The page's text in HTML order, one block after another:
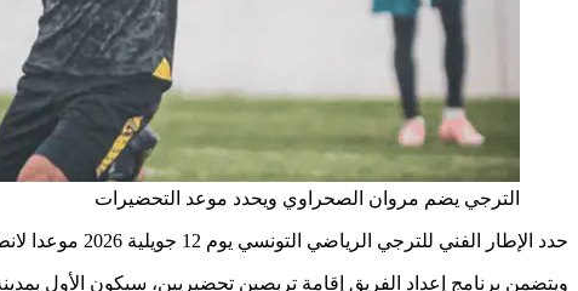
الترجي يضم مروان الصحراوي ويحدد موعد التحضيرات
حدد الإطار الفني للترجي الرياضي التونسي يوم 12 جويلية 2026 موعدا لانطلاق تحضيرات الفريق للموسم الرياضي الجديد 2026-2027، وذلك تحت إشراف المدرب الروماني لورينتيو ريجيكامف.
ويتضمن برنامج إعداد الفريق إقامة تربصين تحضيريين، سيكون الأول